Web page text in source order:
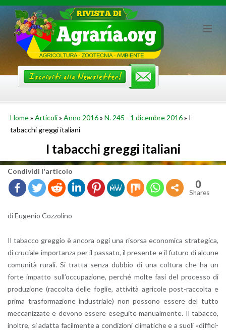
Skip
content
Home» Articoli» Anno 2016» N. 245 - 1 dicembre 2016» I
tabacchi greggi italiani
I tabacchi greggi italiani
Con­di­vi­di l'ar­ti­co­lo
0
Shares
di Eu­ge­nio Coz­zo­li­no
Il ta­bac­co greg­gio è an­co­ra oggi una ri­sor­sa eco­no­mi­ca stra­te­gi­ca,
di cru­cia­le im­por­tan­za per il pas­sa­to, il pre­sen­te e il fu­tu­ro di al­cu­ne
co­mu­ni­tà ru­ra­li. Si trat­ta senza dub­bio di una col­tu­ra che ha un
forte im­pat­to sul­l’oc­cu­pa­zio­ne, per­ché molte fasi del pro­ces­so di
pro­du­zio­ne (rac­col­ta delle fo­glie, at­ti­vi­tà agri­co­le po­st-rac­col­ta e
prima tra­sfor­ma­zio­ne in­du­stria­le) non pos­so­no es­se­re del tutto
mec­ca­niz­za­te e de­vo­no es­se­re ese­gui­te ma­nual­men­te. Il ta­bac­co,
inol­tre, si adat­ta fa­cil­men­te a con­di­zio­ni cli­ma­ti­che e a suoli «dif­fi­ci­